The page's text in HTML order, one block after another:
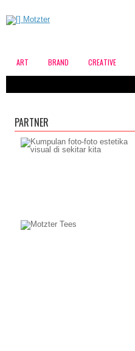
ART BRAND CREATIVE
PARTNER